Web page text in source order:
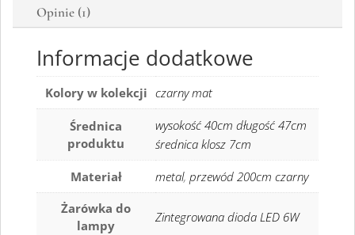
Opinie (1)
Informacje dodatkowe
Kolory w kolekcji czarny mat
Średnica
produktu
wysokość 40cm długość 47cm
średnica klosz 7cm
Materiał metal, przewód 200cm czarny
Żarówka do
lampy
Zintegrowana dioda LED 6W